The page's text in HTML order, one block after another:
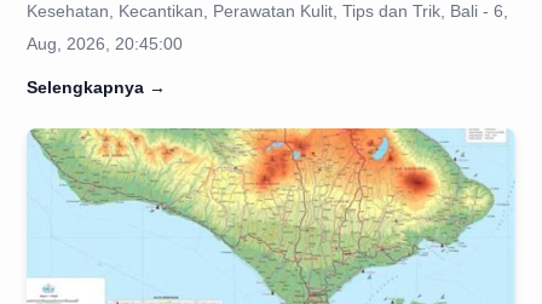
Kesehatan, Kecantikan, Perawatan Kulit, Tips dan Trik, Bali - 6,
Aug, 2026, 20:45:00
Selengkapnya →